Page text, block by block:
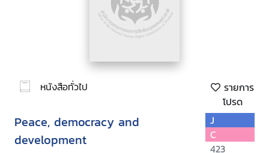
หนังสือทั่วไป
รายการ
โปรด
Peace, democracy and
development
J
C
423